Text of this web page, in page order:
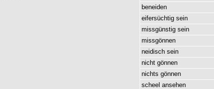
beneiden
eifersüchtig sein
missgünstig sein
missgönnen
neidisch sein
nicht gönnen
nichts gönnen
scheel ansehen